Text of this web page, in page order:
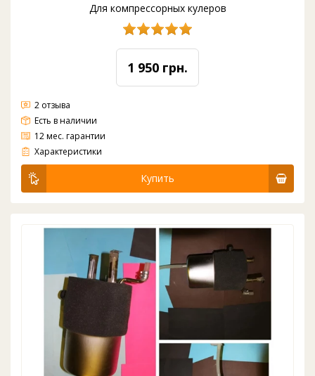
Для компрессорных кулеров
1 950 грн.
2 отзыва
Есть в наличии
12 мес. гарантии
Металлический бак холодной воды в сборе для кулера c компрессорным охлаждением. Комплект: бак, подставка(упор) у к баку, обшивка, трубка медная к компрессору, термореле и все внутренние трубки для взода и выхода воды. Изготовлен из нержавеющей стали. У...
Характеристики
Купить